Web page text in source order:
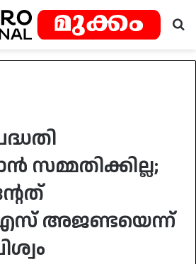
സമ്മതിക്കില്ല;
അജണ്ടയെന്ന്